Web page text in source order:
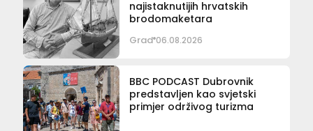
najistaknutijih hrvatskih
brodomaketara
Grad 06.08.2026
BBC PODCAST Dubrovnik
predstavljen kao svjetski
primjer održivog turizma